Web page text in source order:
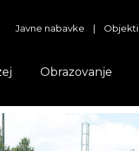
Javne nabavke | Objekti
Obrazovanje